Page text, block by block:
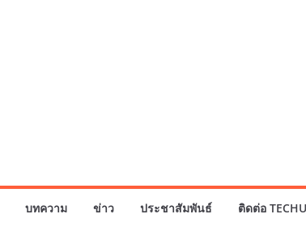
บทความ ข่าว ประชาสัมพันธ์ ติดต่อ